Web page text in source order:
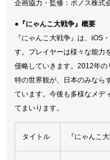
企画協力・監修：ポノス株式
●『にゃんこ大戦争』概要
『にゃんこ大戦争』は、iOS
す。プレイヤーは様々な能力
侵略していきます。2012年
特の世界観が、日本のみなら
ています。今後も多様なメデ
てまいります。
タイトル 『にゃんこ大